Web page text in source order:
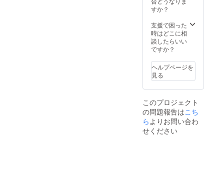
より
六ヶ月
となっ
ており
クト終
送付先
のご確
認を致
します
複数あ
る方は
ご返信
下さ
（返信
期限：
ご連絡
～1週
間） *ド
すか？
支援で困った
時はどこに相
談したらいい
ですか？
ヘルプページを
見る
このプロジェクト
の問題報告はこち
ら よりお問い合わ
せください